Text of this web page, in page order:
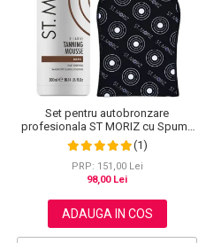
Set pentru autobronzare
profesionala ST MORIZ cu Spuma
Dark XL si Manusa
(1)
PRP: 151,00 Lei
98,00 Lei
ADAUGA IN COS